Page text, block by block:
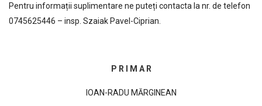
Pentru informații suplimentare ne puteți contacta la nr. de telefon
0745625446 – insp. Szaiak Pavel-Ciprian.
P R I M A R
IOAN-RADU MĂRGINEAN